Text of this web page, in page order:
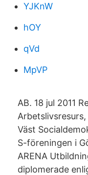
YJKnW
hOY
qVd
MpVP
AB. 18 jul 2011
Väst
S-föreningen i
ARENA
diplomerade